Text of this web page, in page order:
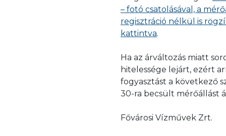
– fotó csatolásával, a
regisztráció nélkül is
kattintva.
Ha az árváltozás miatt
hitelessége lejárt, ezért
fogyasztást a következő
30-ra becsült mérőállást
Fővárosi Vízművek Zrt.